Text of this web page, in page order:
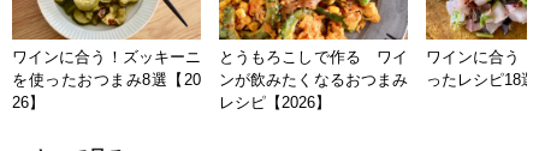
ワインに合う！ズッキーニ
を使ったおつまみ8選【20
26】
とうもろこしで作る ワイ
ンが飲みたくなるおつまみ
レシピ【2026】
ワインに合う
ったレシピ18